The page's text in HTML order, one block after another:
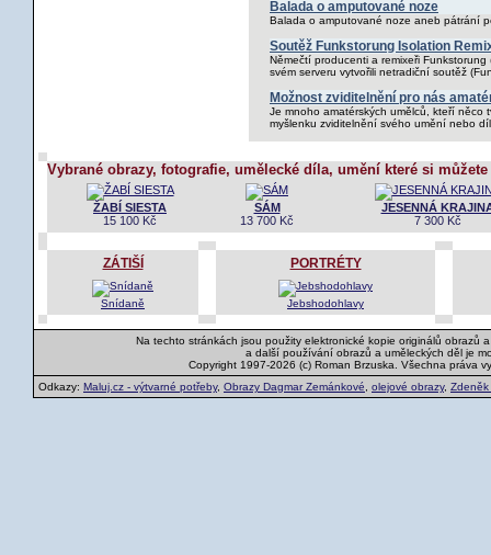
Balada o amputované noze
Balada o amputované noze aneb pátrání
Soutěž Funkstorung Isolation
Němečtí producenti a remixeři
svém serveru vytvořili netradiční soutěž
Možnost zviditelnění pro nás
Je mnoho amatérských umělců, kteří
myšlenku zviditelnění svého umění nebo
Vybrané obrazy, fotografie, umělecké díla, umění které si
ŽABÍ SIESTA
15 100 Kč
SÁM
13 700 Kč
JESENNÁ
7 300 Kč
ZÁTIŠÍ
Snídaně
PORTRÉTY
Jebshodohlavy
Na techto stránkách jsou použity elektronické kopie originálů obrazů
a další používání obrazů a uměleckých děl je
Copyright 1997-2026 (c) Roman Brzuska. Všechna práva
Odkazy: Maluj.cz - výtvarné potřeby, Obrazy Dagmar Zemánkové olejové obrazy, Zdeněk